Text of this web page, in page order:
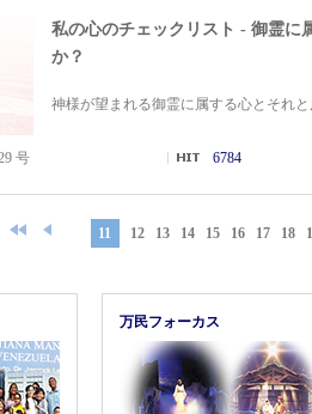
私の心のチェックリスト - 御霊に
か？
神様が望まれる御霊に属する心とそれ
号 6784
11 12 13 14 15 16 17 18
万民フォーカス